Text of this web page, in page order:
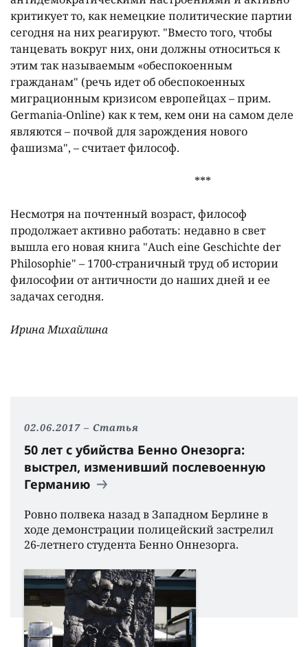
критикует то, как немецкие политические партии
сегодня на них реагируют. "Вместо того, чтобы
танцевать вокруг них, они должны относиться к
этим так называемым «обеспокоенным
гражданам" (речь идет об обеспокоенных
миграционным кризисом европейцах – прим.
Germania-Online) как к тем, кем они на самом деле
являются – почвой для зарождения нового
фашизма", – считает философ.
***
Несмотря на почтенный возраст, философ
продолжает активно работать: недавно в свет
вышла его новая книга "Auch eine Geschichte der
Philosophie" – 1700-страничный труд об истории
философии от античности до наших дней и ее
задачах сегодня.
Ирина Михайлина
02.06.2017 Статья
50 лет с убийства Бенно Онезорга:
выстрел, изменивший послевоенную
Германию
Ровно полвека назад в Западном Берлине в
ходе демонстрации полицейский застрелил
26-летнего студента Бенно Оннезорга.